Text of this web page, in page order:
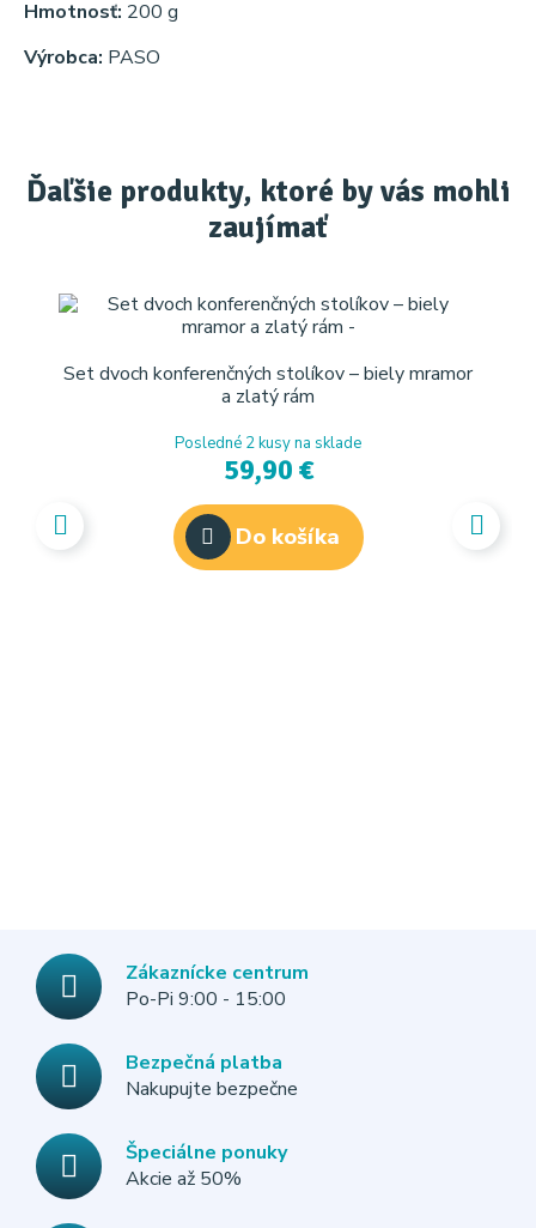
Hmotnosť: 200 g
Výrobca: PASO
Ďaľšie produkty, ktoré by vás mohli
zaujímať
Set dvoch konferenčných stolíkov – biely mramor
a zlatý rám
Posledné 2 kusy na sklade
59,90 €
Do košíka
Zákaznícke centrum
Po-Pi 9:00 - 15:00
Bezpečná platba
Nakupujte bezpečne
Špeciálne ponuky
Akcie až 50%